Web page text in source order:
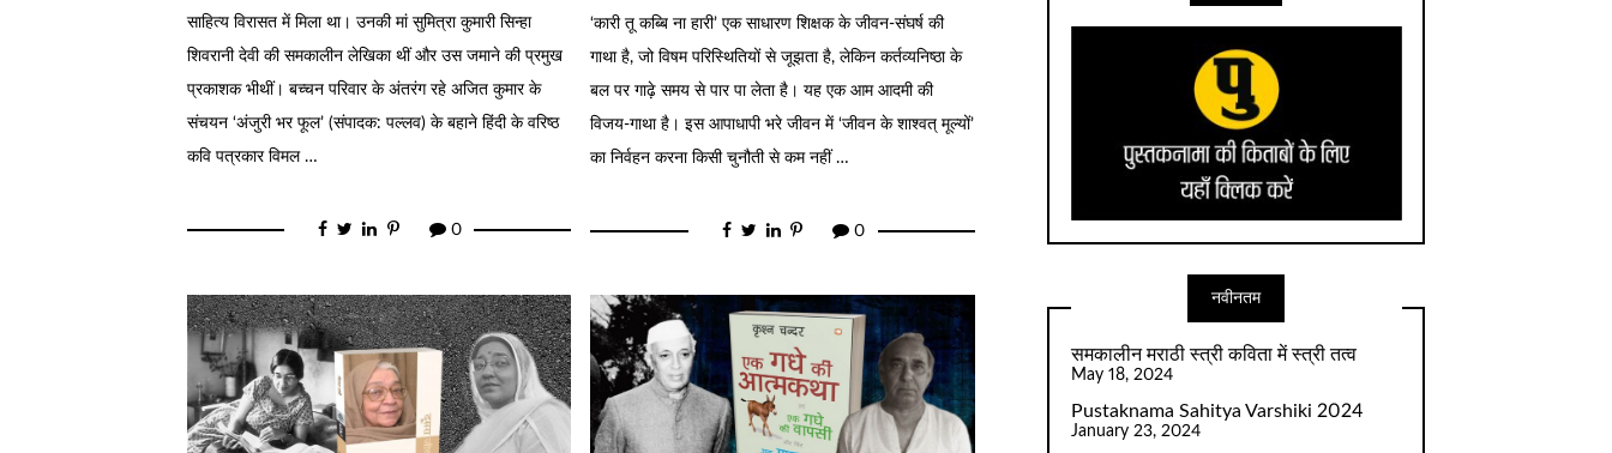
साहित्य विरासत में मिला था। उनकी मां सुमित्रा कुमारी सिन्हा
शिवरानी देवी की समकालीन लेखिका थीं और उस जमाने की प्रमुख
प्रकाशक भीथीं। बच्चन परिवार के अंतरंग रहे अजित कुमार के
संचयन ‘अंजुरी भर फूल’ (संपादक: पल्लव) के बहाने हिंदी के वरिष्ठ
कवि पत्रकार विमल …
0
‘कारी तू कब्बि ना हारी’ एक साधारण शिक्षक के जीवन-संघर्ष की
गाथा है, जो विषम परिस्थितियों से जूझता है, लेकिन कर्तव्यनिष्ठा के
बल पर गाढ़े समय से पार पा लेता है। यह एक आम आदमी की
विजय-गाथा है। इस आपाधापी भरे जीवन में ‘जीवन के शाश्वत् मूल्यों’
का निर्वहन करना किसी चुनौती से कम नहीं …
0
नवीनतम
समकालीन मराठी स्त्री कविता में स्त्री तत्व
May 18, 2024
Pustaknama Sahitya Varshiki 2024
January 23, 2024